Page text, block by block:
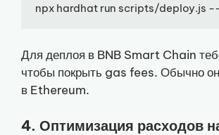
npx hardhat run scripts/deploy.js
Для деплоя в BNB Smart Chain
чтобы покрыть gas fees. Обычно
в Ethereum.
4. Оптимизация расходов